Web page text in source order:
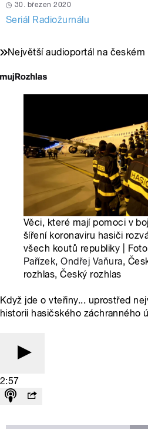
30. březen 2020
Seriál Radiožurnálu
Největší audioportál na
Věci, které mají pomoci v
šíření koronaviru hasiči
všech koutů republiky |
Pařízek,Ondřej Vaňura,
rozhlas, Český rozhlas
Když jde o vteřiny... uprostřed
historii hasičského záchranného
2:57